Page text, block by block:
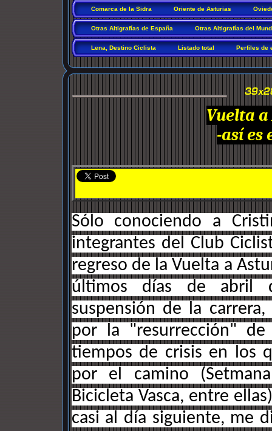
Comarca de la Sidra Oriente de Asturias
Otras Altigrafías de España Otras Altigrafías del
Lena, Destino Ciclista Listado total Perfiles de
Vuelta
-así es
Sólo conociendo a
integrantes del Club
regreso de la Vuelta a
últimos días de abril
suspensión de la
por la "resurrección"
tiempos de crisis en los
por el camino
Bicicleta Vasca, entre
casi al día siguiente, me